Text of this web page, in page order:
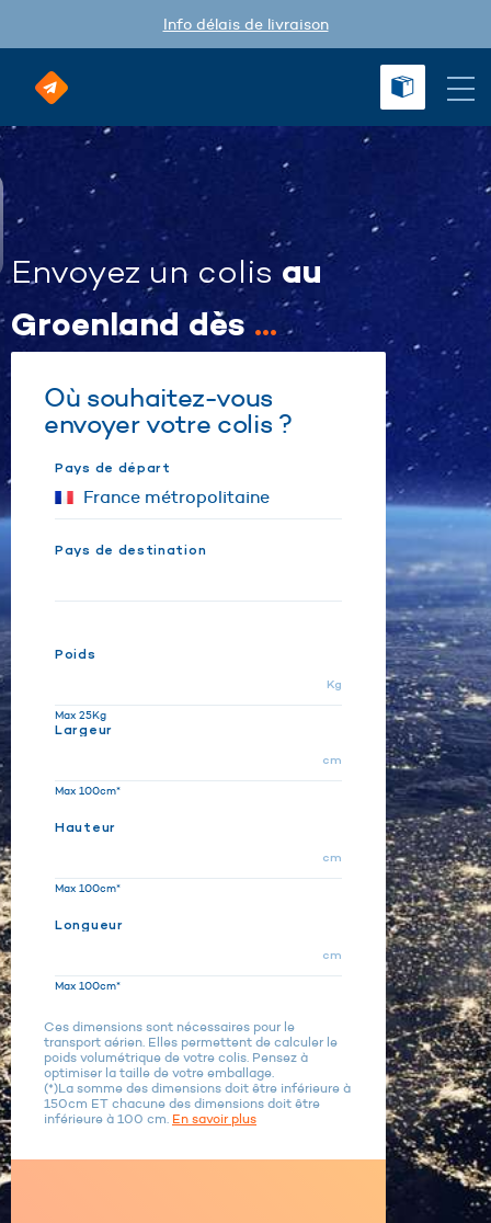
Info délais de livraison
Envoyez un colis au
Groenland dès ...
Où souhaitez-vous
envoyer votre colis ?
Pays de départ
Pays de destination
Poids
Kg
Max 25Kg
Largeur
cm
Max 100cm*
Hauteur
cm
Max 100cm*
Longueur
cm
Max 100cm*
Ces dimensions sont nécessaires pour le
transport aérien. Elles permettent de calculer le
poids volumétrique de votre colis. Pensez à
optimiser la taille de votre emballage.
(*)La somme des dimensions doit être inférieure à
150cm ET chacune des dimensions doit être
inférieure à 100 cm. En savoir plus